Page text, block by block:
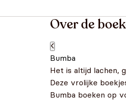
Over de
Bumba
Het is altijd lachen,
Deze vrolijke
Bumba boeken op